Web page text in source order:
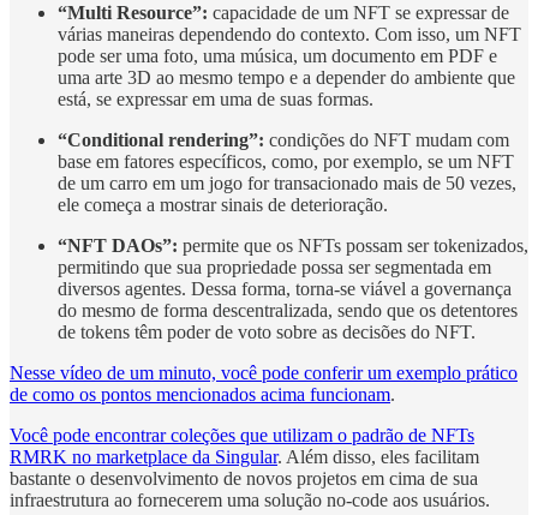
“Multi Resource”: capacidade de um NFT se expressar de
várias maneiras dependendo do contexto. Com isso, um NFT
pode ser uma foto, uma música, um documento em PDF e
uma arte 3D ao mesmo tempo e a depender do ambiente que
está, se expressar em uma de suas formas.
“Conditional rendering”: condições do NFT mudam com
base em fatores específicos, como, por exemplo, se um NFT
de um carro em um jogo for transacionado mais de 50 vezes,
ele começa a mostrar sinais de deterioração.
“NFT DAOs”: permite que os NFTs possam ser tokenizados,
permitindo que sua propriedade possa ser segmentada em
diversos agentes. Dessa forma, torna-se viável a governança
do mesmo de forma descentralizada, sendo que os detentores
de tokens têm poder de voto sobre as decisões do NFT.
Nesse vídeo de um minuto, você pode conferir um exemplo prático
de como os pontos mencionados acima funcionam.
Você pode encontrar coleções que utilizam o padrão de NFTs
RMRK no marketplace da Singular. Além disso, eles facilitam
bastante o desenvolvimento de novos projetos em cima de sua
infraestrutura ao fornecerem uma solução no-code aos usuários.